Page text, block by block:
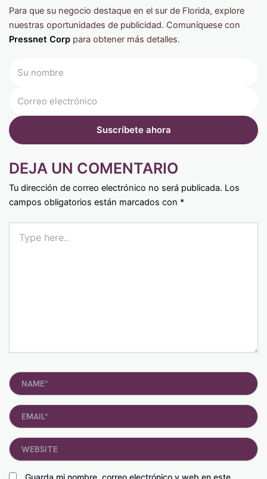
Para que su negocio destaque en el sur de Florida, explore
nuestras oportunidades de publicidad. Comuníquese con
Pressnet Corp para obtener más detalles.
DEJA UN COMENTARIO
Tu dirección de correo electrónico no será publicada. Los
campos obligatorios están marcados con *
here..
Name*
Email*
Guarda mi nombre, correo electrónico y web en este
Website